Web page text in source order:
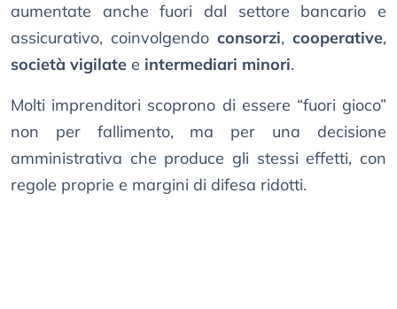
aumentate anche fuori dal settore bancario e
assicurativo, coinvolgendo consorzi, cooperative,
società vigilate e intermediari minori.
Molti imprenditori scoprono di essere “fuori gioco”
non per fallimento, ma per una decisione
amministrativa che produce gli stessi effetti, con
regole proprie e margini di difesa ridotti.